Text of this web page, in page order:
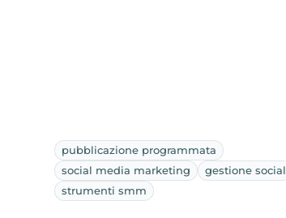
pubblicazione programmata
social media marketing
gestione social
strumenti smm